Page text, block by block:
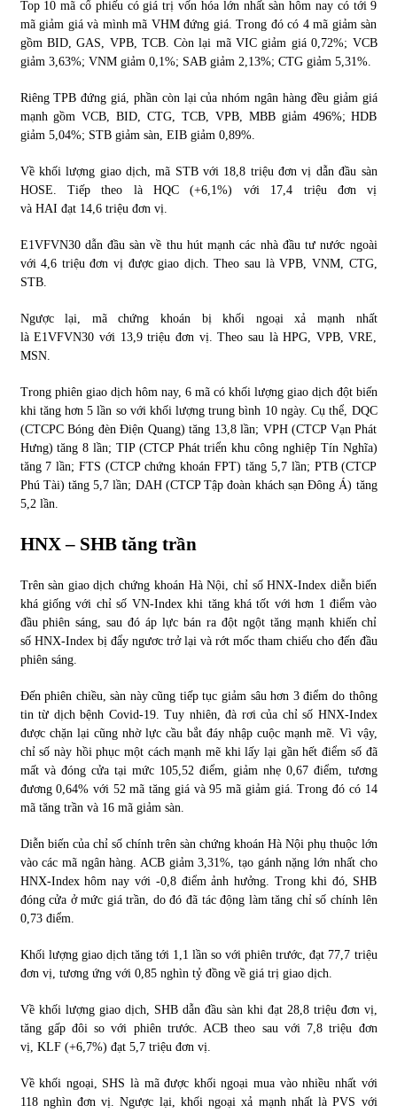
Top 10 mã cổ phiếu có giá trị vốn hóa lớn nhất sàn hôm nay có tới 9
mã giảm giá và mình mã VHM đứng giá. Trong đó có 4 mã giảm sàn
gồm BID, GAS, VPB, TCB. Còn lại mã VIC giảm giá 0,72%; VCB
giảm 3,63%; VNM giảm 0,1%; SAB giảm 2,13%; CTG giảm 5,31%.
Riêng TPB đứng giá, phần còn lại của nhóm ngân hàng đều giảm giá
mạnh gồm VCB, BID, CTG, TCB, VPB, MBB giảm 496%; HDB
giảm 5,04%; STB giảm sàn, EIB giảm 0,89%.
Về khối lượng giao dịch, mã STB với 18,8 triệu đơn vị dẫn đầu sàn
HOSE. Tiếp theo là HQC (+6,1%) với 17,4 triệu đơn vị
và HAI đạt 14,6 triệu đơn vị.
E1VFVN30 dẫn đầu sàn về thu hút mạnh các nhà đầu tư nước ngoài
với 4,6 triệu đơn vị được giao dịch. Theo sau là VPB, VNM, CTG,
STB.
Ngược lại, mã chứng khoán bị khối ngoại xả mạnh nhất
là E1VFVN30 với 13,9 triệu đơn vị. Theo sau là HPG, VPB, VRE,
MSN.
Trong phiên giao dịch hôm nay, 6 mã có khối lượng giao dịch đột biến
khi tăng hơn 5 lần so với khối lượng trung bình 10 ngày. Cụ thể, DQC
(CTCPC Bóng đèn Điện Quang) tăng 13,8 lần; VPH (CTCP Vạn Phát
Hưng) tăng 8 lần; TIP (CTCP Phát triển khu công nghiệp Tín Nghĩa)
tăng 7 lần; FTS (CTCP chứng khoán FPT) tăng 5,7 lần; PTB (CTCP
Phú Tài) tăng 5,7 lần; DAH (CTCP Tập đoàn khách sạn Đông Á) tăng
5,2 lần.
HNX– SHB tăng trần
Trên sàn giao dịch chứng khoán Hà Nội, chỉ số HNX-Index diễn biến
khá giống với chỉ số VN-Index khi tăng khá tốt với hơn 1 điểm vào
đầu phiên sáng, sau đó áp lực bán ra đột ngột tăng mạnh khiến chỉ
số HNX-Index bị đẩy ngươc trở lại và rớt mốc tham chiếu cho đến đầu
phiên sáng.
Đến phiên chiều, sàn này cũng tiếp tục giảm sâu hơn 3 điểm do thông
tin từ dịch bệnh Covid-19. Tuy nhiên, đà rơi của chỉ số HNX-Index
được chặn lại cũng nhờ lực cầu bắt đáy nhập cuộc mạnh mẽ. Vì vậy,
chỉ số này hồi phục một cách mạnh mẽ khi lấy lại gần hết điểm số đã
mất và đóng cửa tại mức 105,52 điểm, giảm nhẹ 0,67 điểm, tương
đương 0,64% với 52 mã tăng giá và 95 mã giảm giá. Trong đó có 14
mã tăng trần và 16 mã giảm sàn.
Diễn biến của chỉ số chính trên sàn chứng khoán Hà Nội phụ thuộc lớn
vào các mã ngân hàng. ACB giảm 3,31%, tạo gánh nặng lớn nhất cho
HNX-Index hôm nay với -0,8 điểm ảnh hưởng. Trong khi đó, SHB
đóng cửa ở mức giá trần, do đó đã tác động làm tăng chỉ số chính lên
0,73 điểm.
Khối lượng giao dịch tăng tới 1,1 lần so với phiên trước, đạt 77,7 triệu
đơn vị, tương ứng với 0,85 nghìn tỷ đồng về giá trị giao dịch.
Về khối lượng giao dịch, SHB dẫn đầu sàn khi đạt 28,8 triệu đơn vị,
tăng gấp đôi so với phiên trước. ACB theo sau với 7,8 triệu đơn
vị, KLF (+6,7%) đạt 5,7 triệu đơn vị.
Về khối ngoại, SHS là mã được khối ngoại mua vào nhiều nhất với
118 nghìn đơn vị. Ngược lại, khối ngoại xả mạnh nhất là PVS với